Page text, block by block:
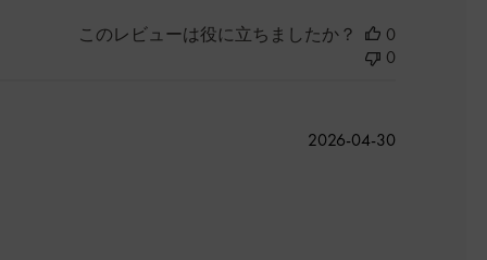
このレビューは役に立ちましたか？
0
0
公
2026-04-30